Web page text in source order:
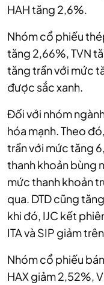
HAH tăng 2,6%.
Nhóm cổ phiếu
tăng 2,66%, TVN
tăng trần với mức
được sắc xanh.
Đối với nhóm
hóa mạnh. Theo
trần với mức tăng
thanh khoản bùng
mức thanh khoản
qua. DTD cũng
khi đó, IJC kết
ITA và SIP giảm
Nhóm cổ phiếu
HAX giảm 2,52%,